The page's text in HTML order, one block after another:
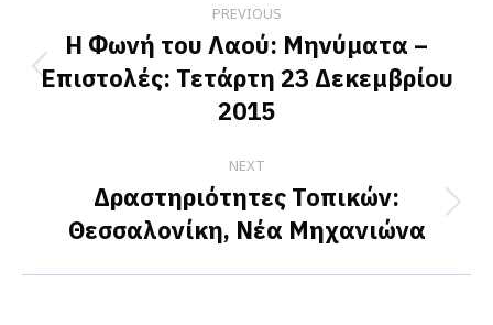
navigation
PREVIOUS
Previous
post:
Η Φωνή του Λαού: Μηνύματα –
Επιστολές: Τετάρτη 23 Δεκεμβρίου
2015
NEXT
Next
post:
Δραστηριότητες Τοπικών:
Θεσσαλονίκη, Νέα Μηχανιώνα